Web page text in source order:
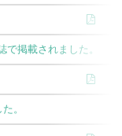
掲載されました。
。